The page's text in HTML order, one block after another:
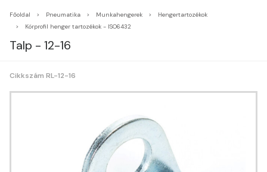
Főoldal Pneumatika Munkahengerek
Hengertartozékok
Körprofil henger tartozékok - ISO6432
Talp - 12-16
Cikkszám RL-12-16